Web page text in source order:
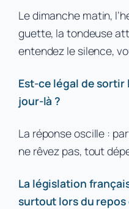
Le dimanche matin,
guette, la tondeuse
entendez le silence,
Est-ce légal de sortir
jour-là ?
La réponse oscille :
ne rêvez pas, tout
La législation
surtout lors du